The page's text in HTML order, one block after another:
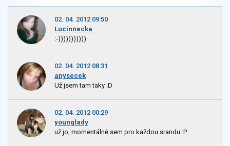
02. 04. 2012 09:50
Lucinnecka
:-)))))))))))
02. 04. 2012 08:31
anysecek
Už jsem tam taky :D
02. 04. 2012 00:29
younglady
už jo, momentálně sem pro každou srandu :P